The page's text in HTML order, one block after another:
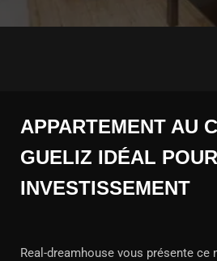
APPARTEMENT AU
GUELIZ IDÉAL POUR
INVESTISSEMENT
Real-dreamhouse vous présente ce